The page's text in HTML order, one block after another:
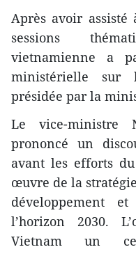
Après avoir assisté
sessions
vietnamienne a
ministérielle sur
présidée par la
Le vice-ministre
prononcé un
avant les efforts
œuvre de la
développement
l’horizon 2030.
Vietnam un